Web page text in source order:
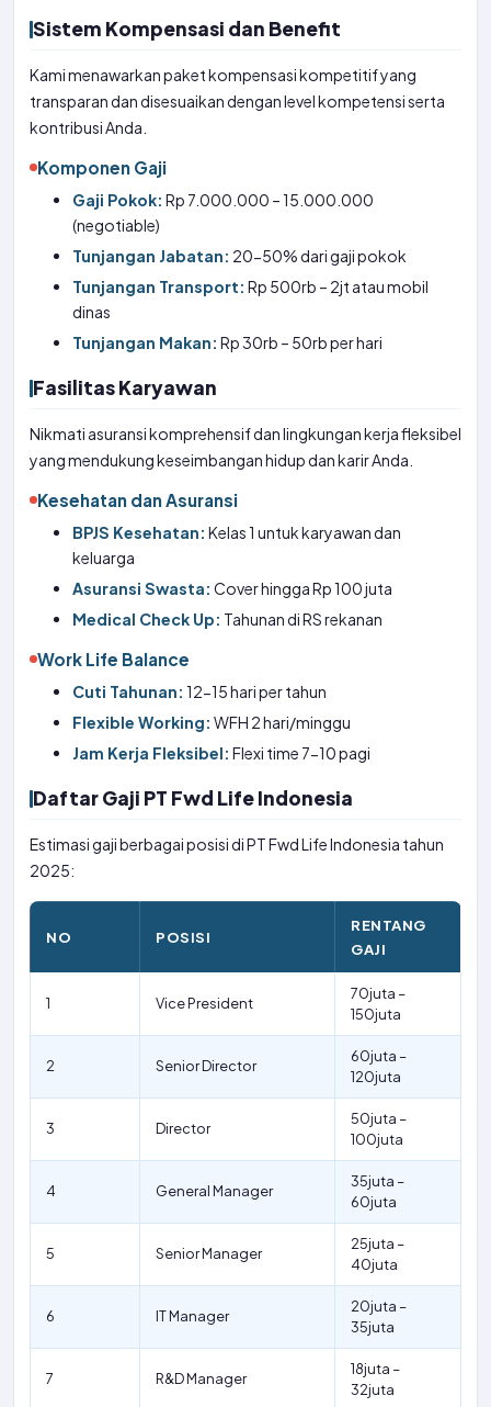
Sistem Kompensasi dan Benefit
Kami menawarkan paket kompensasi kompetitif yang
transparan dan disesuaikan dengan level kompetensi serta
kontribusi Anda.
Komponen Gaji
Gaji Pokok: Rp 7.000.000 – 15.000.000
(negotiable)
Tunjangan Jabatan: 20-50% dari gaji pokok
Tunjangan Transport: Rp 500rb – 2jt atau mobil
dinas
Tunjangan Makan: Rp 30rb – 50rb per hari
Fasilitas Karyawan
Nikmati asuransi komprehensif dan lingkungan kerja fleksibel
yang mendukung keseimbangan hidup dan karir Anda.
Kesehatan dan Asuransi
BPJS Kesehatan: Kelas 1 untuk karyawan dan
keluarga
Asuransi Swasta: Cover hingga Rp 100 juta
Medical Check Up: Tahunan di RS rekanan
Work Life Balance
Cuti Tahunan: 12-15 hari per tahun
Flexible Working: WFH 2 hari/minggu
Jam Kerja Fleksibel: Flexi time 7-10 pagi
Daftar Gaji PT Fwd Life Indonesia
Estimasi gaji berbagai posisi di PT Fwd Life Indonesia tahun
2025:
NO POSISI
RENTANG
GAJI
1 Vice President
70juta –
150juta
2 Senior Director
60juta –
120juta
3 Director
50juta –
100juta
4 General Manager
35juta –
60juta
5 Senior Manager
25juta –
40juta
6 IT Manager
20juta –
35juta
7 R&D Manager
18juta –
32juta